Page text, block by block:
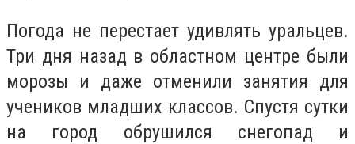
Погода не перестает удивлять уральцев.
Три дня назад в областном центре были
морозы и даже отменили занятия для
учеников младших классов. Спустя сутки
на город обрушился снегопад и